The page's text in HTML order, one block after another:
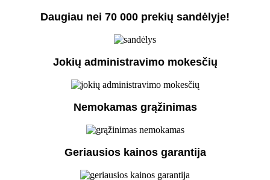
Daugiau nei 70 000 prekių sandėlyje!
Jokių administravimo mokesčių
Nemokamas grąžinimas
Geriausios kainos garantija